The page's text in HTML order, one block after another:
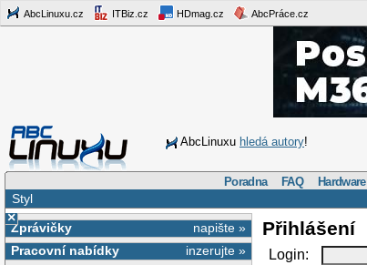
AbcLinuxu.cz ITBiz.cz HDmag.cz AbcPráce.cz
AbcLinuxu hledá autory!
Poradna FAQ Hardware
Styl
×
napište »
Zprávičky
inzerujte »
Pracovní nabídky
Přihlášení
Login: